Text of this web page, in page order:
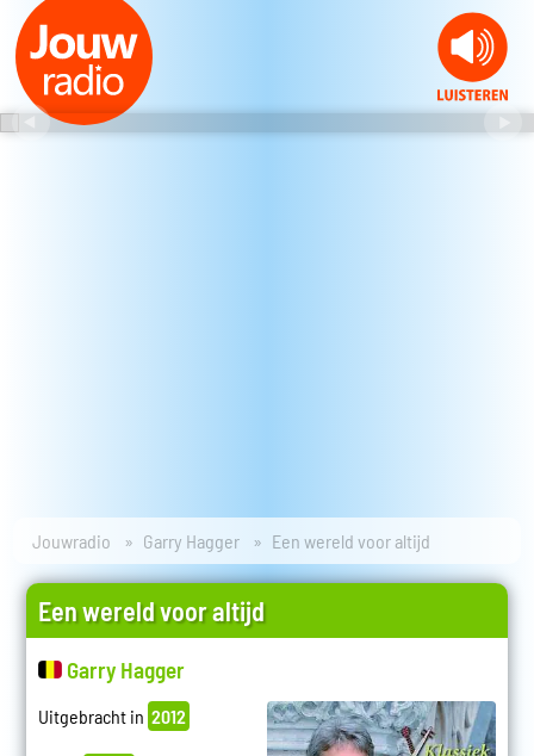
Jouwradio Garry Hagger Een wereld voor altijd
Een wereld voor altijd
Garry Hagger
Uitgebracht in 2012